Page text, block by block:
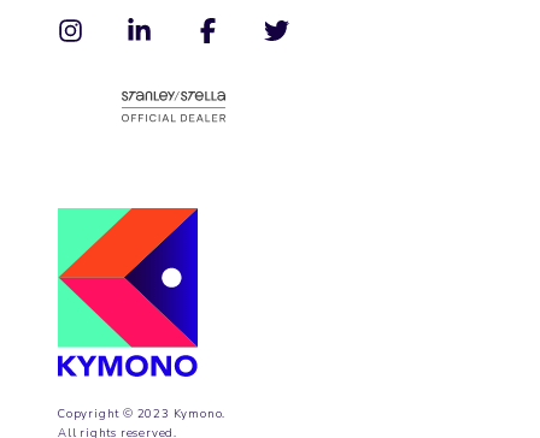
Copyright © 2023 Kymono.
All rights reserved.